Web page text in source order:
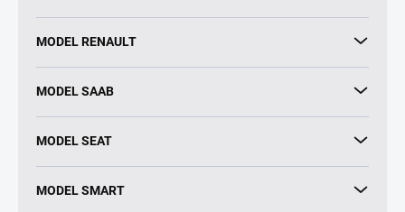
MODEL RENAULT
MODEL SAAB
MODEL SEAT
MODEL SMART